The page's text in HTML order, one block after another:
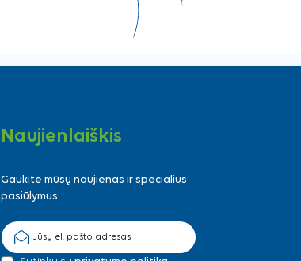
Naujienlaiškis
Gaukite mūsų naujienas ir specialius
pasiūlymus